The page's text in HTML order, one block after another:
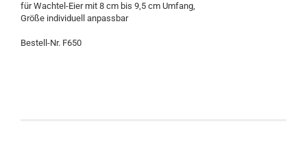
für Wachtel-Eier mit 8 cm bis 9,5 cm Umfang,
Größe individuell anpassbar
Bestell-Nr. F650